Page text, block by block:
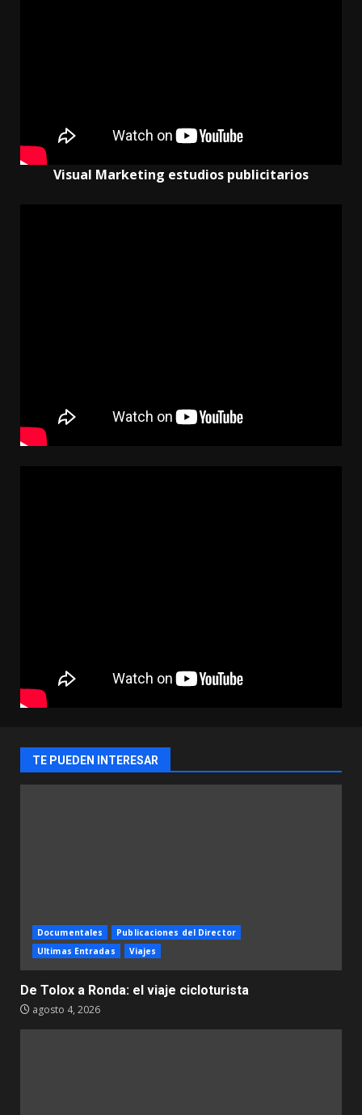
Visual Marketing estudios publicitarios
TE PUEDEN INTERESAR
Documentales
Publicaciones del Director
Ultimas Entradas
Viajes
De Tolox a Ronda: el viaje cicloturista
agosto 4, 2026